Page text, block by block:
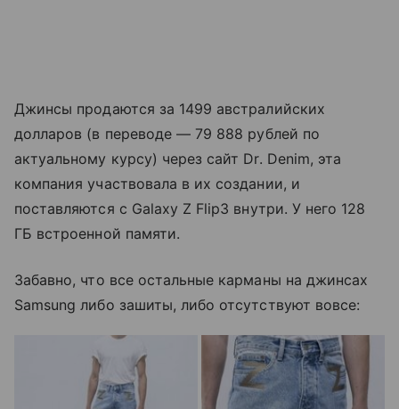
Джинсы продаются за 1499 австралийских
долларов (в переводе — 79 888 рублей по
актуальному курсу) через сайт Dr. Denim, эта
компания участвовала в их создании, и
поставляются с Galaxy Z Flip3 внутри. У него 128
ГБ встроенной памяти.
Забавно, что все остальные карманы на джинсах
Samsung либо зашиты, либо отсутствуют вовсе: